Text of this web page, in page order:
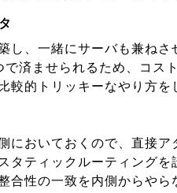
し、一緒にサーバも兼ねさ
済ませられるため、コス
較的トリッキーなやり方を
においておくので、直接
タティックルーティングを
合性の一致を内側からや